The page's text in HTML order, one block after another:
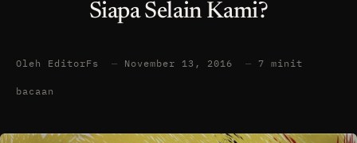
Siapa Selain Kami?
Oleh EditorFs — November 13, 2016 — 7 minit
bacaan